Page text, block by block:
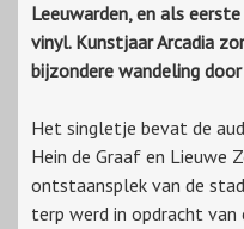
Leeuwarden, en als
vinyl. Kunstjaar Arcadia
bijzondere wandeling
Het singletje bevat de
Hein de Graaf en Lieuwe
ontstaansplek van de
terp werd in opdracht